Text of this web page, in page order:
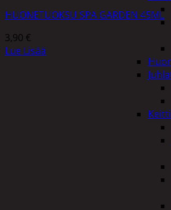
HUONETUOKSU SPA GARDEN 45ML
3,90 €
Lue Lisää